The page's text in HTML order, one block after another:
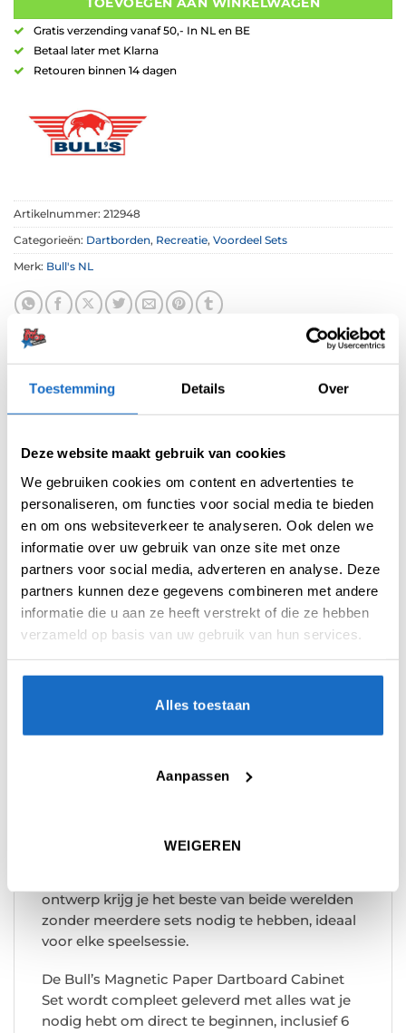
Toestemming Details Over
Deze website maakt gebruik van cookies
We gebruiken cookies om content en advertenties te
personaliseren, om functies voor social media te bieden
en om ons websiteverkeer te analyseren. Ook delen we
informatie over uw gebruik van onze site met onze
partners voor social media, adverteren en analyse. Deze
partners kunnen deze gegevens combineren met andere
informatie die u aan ze heeft verstrekt of die ze hebben
verzameld op basis van uw gebruik van hun services.
Alles toestaan
Aanpassen
WEIGEREN
Gratis verzending vanaf 50,- In NL en BE
Betaal later met Klarna
Retouren binnen 14 dagen
Artikelnummer: 212948
Categorieën: Dartborden, Recreatie, Voordeel Sets
Merk: Bull's NL
BEOORDELINGEN (0)
Bull’s Magnetic Paper Dartboard Cabinet Set
De Bull’s Magnetic Paper Dartboard Cabinet
Set is de perfecte dartervaring voor beginners
en families. Met een mooie mix van plezier en
veiligheid is dit veelzijdige 2-in-1 dartbord
spelletjesavond met de familie organiseert of
eindeloos vermaak en is een geweldige
toevoeging aan elk huis.
Deze set combineert de spanning van een
kunt moeiteloos tussen beide opties wisselen,
ontwerp krijg je het beste van beide werelden
zonder meerdere sets nodig te hebben, ideaal
voor elke speelsessie.
De Bull’s Magnetic Paper Dartboard Cabinet
Set wordt compleet geleverd met alles wat je
nodig hebt om direct te beginnen, inclusief 6